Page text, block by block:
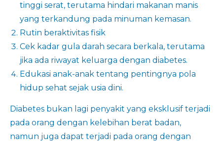
tinggi serat, terutama hindari makanan manis
yang terkandung pada minuman kemasan.
Rutin beraktivitas fisik
Cek kadar gula darah secara berkala, terutama
jika ada riwayat keluarga dengan diabetes.
Edukasi anak-anak tentang pentingnya pola
hidup sehat sejak usia dini.
Diabetes bukan lagi penyakit yang eksklusif terjadi
pada orang dengan kelebihan berat badan,
namun juga dapat terjadi pada orang dengan